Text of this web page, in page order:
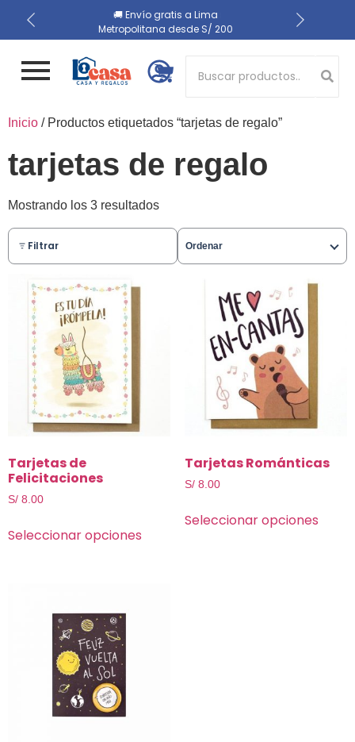
🚚 Envío gratis a Lima
Metropolitana desde S/ 200
🔒 Compra 100% segura
📍 Recojo en almacén el
mismo día
Button 1
Button 2
Inicio / Productos etiquetados “tarjetas de regalo”
tarjetas de regalo
Mostrando los 3 resultados
Filtrar Ordenar
Tarjetas de
Felicitaciones
S/ 8.00
Seleccionar opciones
Tarjetas Románticas
S/8.00
Seleccionar opciones